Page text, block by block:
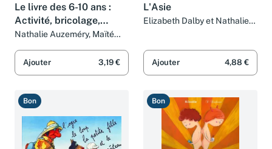
Le livre des 6-10 ans :
Activité, bricolage,
Création
Nathalie Auzeméry, Maïté
Marie Chevalier et Collectif
Ajouter 3,19 €
L'Asie
Elizabeth Dalby et Nathalie
Ajouter 4,88 €
Bon Bon